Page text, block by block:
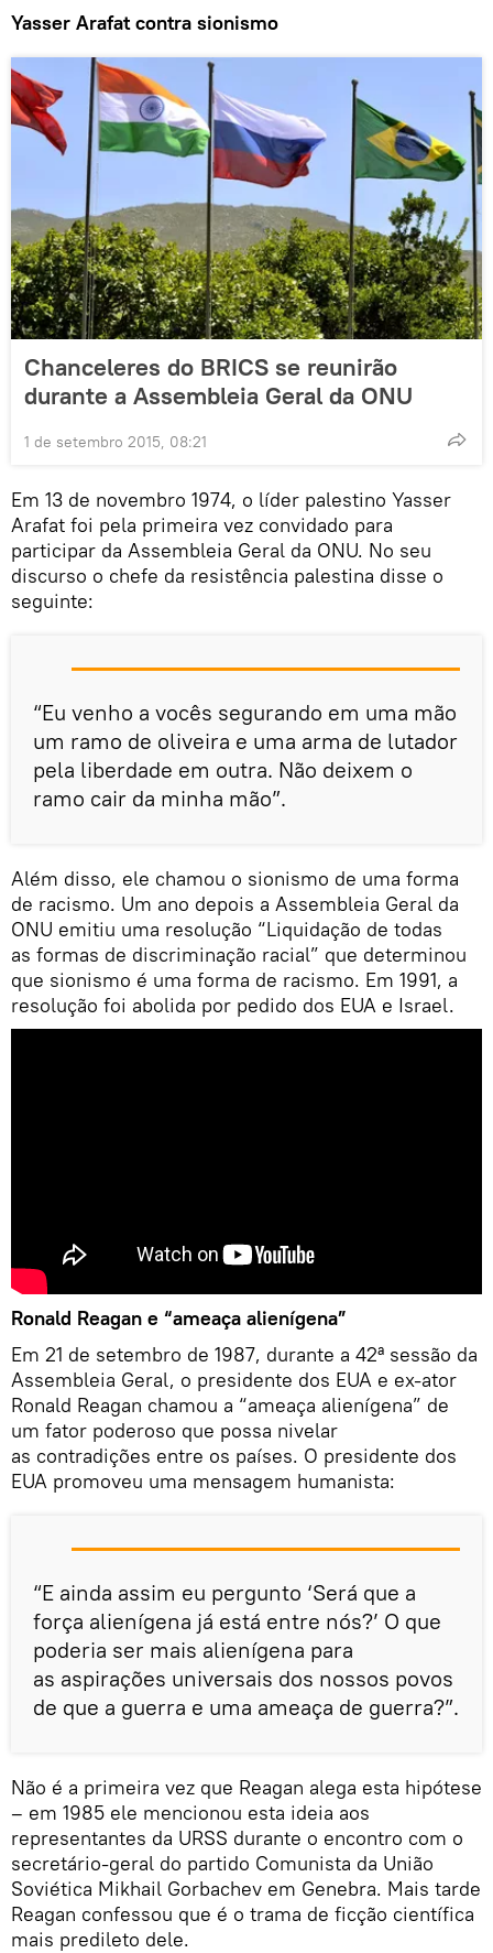
Yasser Arafat contra sionismo
Chanceleres do BRICS se reunirão
durante a Assembleia Geral da ONU
1 de setembro 2015, 08:21
Em 13 de novembro 1974, o líder palestino Yasser
Arafat foi pela primeira vez convidado para
participar da Assembleia Geral da ONU. No seu
discurso o chefe da resistência palestina disse o
seguinte:
“Eu venho a vocês segurando em uma mão
um ramo de oliveira e uma arma de lutador
pela liberdade em outra. Não deixem o
ramo cair da minha mão”.
Além disso, ele chamou o sionismo de uma forma
de racismo. Um ano depois a Assembleia Geral da
ONU emitiu uma resolução “Liquidação de todas
as formas de discriminação racial” que determinou
que sionismo é uma forma de racismo. Em 1991, a
resolução foi abolida por pedido dos EUA e Israel.
Ronald Reagan e “ameaça alienígena”
Em 21 de setembro de 1987, durante a 42ª sessão da
Assembleia Geral, o presidente dos EUA e ex-ator
Ronald Reagan chamou a “ameaça alienígena” de
um fator poderoso que possa nivelar
as contradições entre os países. O presidente dos
EUA promoveu uma mensagem humanista:
“E ainda assim eu pergunto ‘Será que a
força alienígena já está entre nós?’ O que
poderia ser mais alienígena para
as aspirações universais dos nossos povos
de que a guerra e uma ameaça de guerra?”.
Não é a primeira vez que Reagan alega esta hipótese
– em 1985 ele mencionou esta ideia aos
representantes da URSS durante o encontro com o
secretário-geral do partido Comunista da União
Soviética Mikhail Gorbachev em Genebra. Mais tarde
Reagan confessou que é o trama de ficção científica
mais predileto dele.